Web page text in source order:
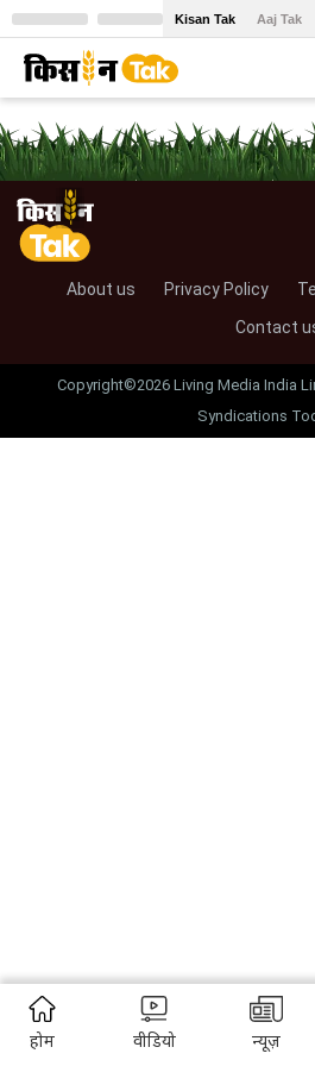
Kisan Tak Aaj Tak
About us Privacy Policy
Contact
Copyright©2026 Living Media India
Syndications
होम वीडियो न्यूज़